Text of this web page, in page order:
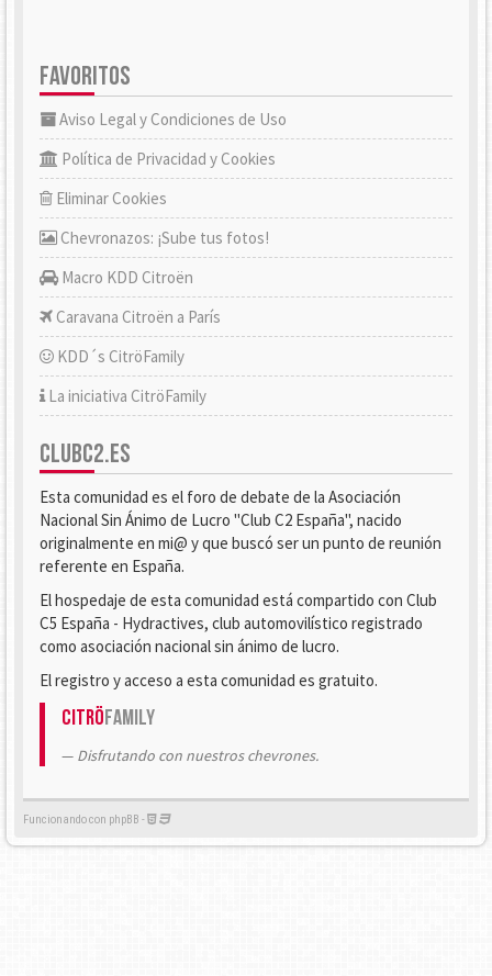
FAVORITOS
Aviso Legal y Condiciones de Uso
Política de Privacidad y Cookies
Eliminar Cookies
Chevronazos: ¡Sube tus fotos!
Macro KDD Citroën
Caravana Citroën a París
KDD´s CitröFamily
La iniciativa CitröFamily
CLUBC2.ES
Esta comunidad es el foro de debate de la Asociación
Nacional Sin Ánimo de Lucro "Club C2 España", nacido
originalmente en mi@ y que buscó ser un punto de reunión
referente en España.
El hospedaje de esta comunidad está compartido con Club
C5 España - Hydractives, club automovilístico registrado
como asociación nacional sin ánimo de lucro.
El registro y acceso a esta comunidad es gratuito.
CitröFamily
Disfrutando con nuestros chevrones.
Funcionando con phpBB -